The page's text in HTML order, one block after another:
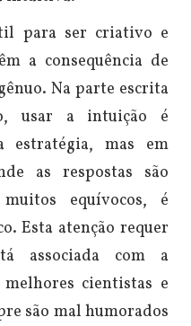
para ser criativo e
a consequência de
Na parte escrita
usar a intuição é
estratégia, mas em
as respostas são
equívocos, é
Esta atenção requer
associada com a
cientistas e
são mal humorados